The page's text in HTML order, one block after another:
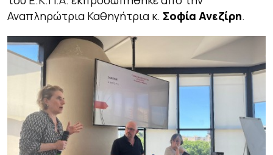
Αναπληρώτρια Καθηγήτρια κ. Σοφία Ανεζίρη.